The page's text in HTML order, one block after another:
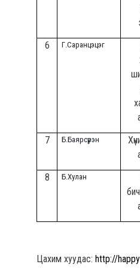
6 Г.Саранцэцэг
7 Б.Баярсүрэн
8 Б.Хулан
Цахим хуудас: http://